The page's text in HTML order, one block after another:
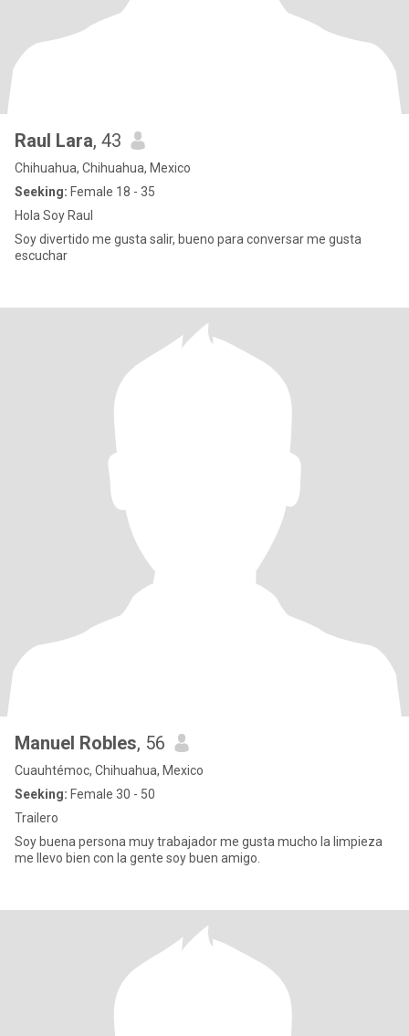
Raul Lara, 43
Chihuahua, Chihuahua, Mexico
Seeking: Female 18 - 35
Hola Soy Raul
Soy divertido me gusta salir, bueno para conversar me gusta
escuchar
Manuel Robles, 56
Cuauhtémoc, Chihuahua, Mexico
Seeking: Female 30 - 50
Trailero
Soy buena persona muy trabajador me gusta mucho la limpieza
me llevo bien con la gente soy buen amigo.